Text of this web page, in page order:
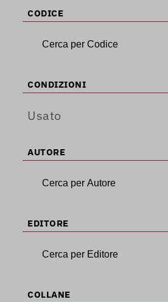
CODICE
CONDIZIONI
Usato
AUTORE
EDITORE
COLLANE